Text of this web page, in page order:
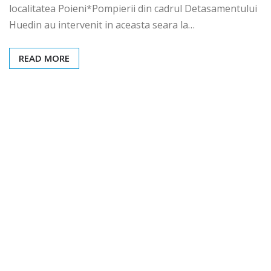
localitatea Poieni*Pompierii din cadrul Detasamentului
Huedin au intervenit in aceasta seara la…
READ MORE